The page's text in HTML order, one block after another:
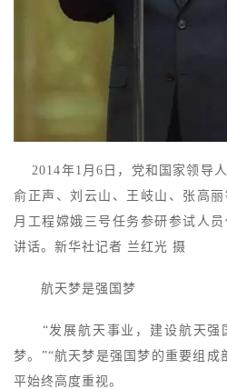
2014年1月6日，党和国家领导人
俞正声、刘云山、王岐山、张高
月工程嫦娥三号任务参研参试人
讲话。新华社记者 兰红光 摄
航天梦是强国梦
“发展航天事业，建设航天强
梦。”“航天梦是强国梦的重要组成
平始终高度重视。